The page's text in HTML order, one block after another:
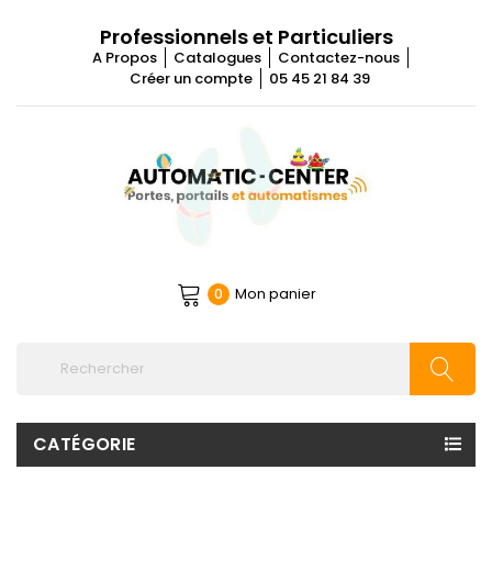
Professionnels et Particuliers
A Propos Catalogues
Contactez-nous
Créer un compte
05 45 21 84 39
0 Mon panier
CATÉGORIE